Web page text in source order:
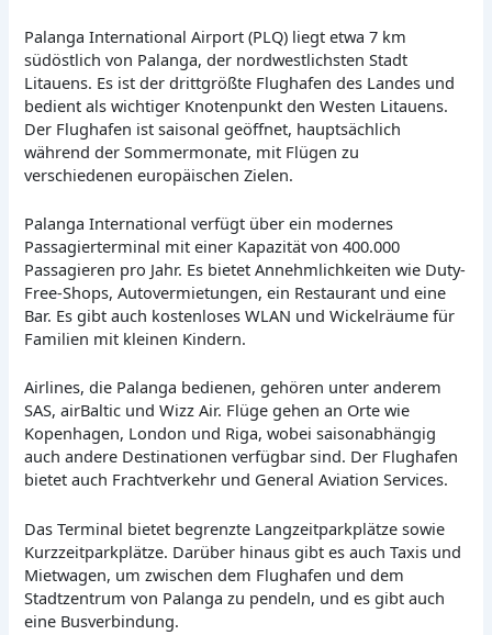
Palanga International Airport (PLQ) liegt etwa 7 km
südöstlich von Palanga, der nordwestlichsten Stadt
Litauens. Es ist der drittgrößte Flughafen des Landes und
bedient als wichtiger Knotenpunkt den Westen Litauens.
Der Flughafen ist saisonal geöffnet, hauptsächlich
während der Sommermonate, mit Flügen zu
verschiedenen europäischen Zielen.
Palanga International verfügt über ein modernes
Passagierterminal mit einer Kapazität von 400.000
Passagieren pro Jahr. Es bietet Annehmlichkeiten wie Duty-
Free-Shops, Autovermietungen, ein Restaurant und eine
Bar. Es gibt auch kostenloses WLAN und Wickelräume für
Familien mit kleinen Kindern.
Airlines, die Palanga bedienen, gehören unter anderem
SAS, airBaltic und Wizz Air. Flüge gehen an Orte wie
Kopenhagen, London und Riga, wobei saisonabhängig
auch andere Destinationen verfügbar sind. Der Flughafen
bietet auch Frachtverkehr und General Aviation Services.
Das Terminal bietet begrenzte Langzeitparkplätze sowie
Kurzzeitparkplätze. Darüber hinaus gibt es auch Taxis und
Mietwagen, um zwischen dem Flughafen und dem
Stadtzentrum von Palanga zu pendeln, und es gibt auch
eine Busverbindung.